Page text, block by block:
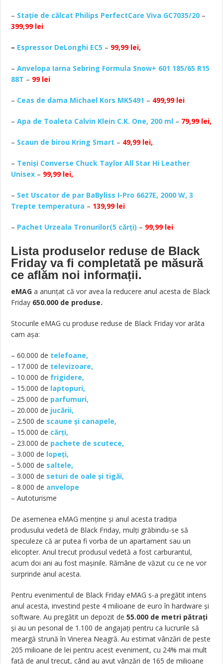
– Stație de călcat Philips PerfectCare Viva GC7035/20 –
399,99 lei
– Espressor DeLonghi EC5 – 99,99 lei,
–Anvelopa Iarna Sebring Formula Snow+ 601 185/65 R15
88T – 99 lei
– Ceas de dama Michael Kors MK5491 – 499,99 lei
–Apa de Toaleta Calvin Klein C.K. One, 200 ml – 79,99 lei,
– Scaun de birou Kring Smart – 49,99 lei,
– Teniși Converse Chuck Taylor All Star Hi Leather
Unisex – 99,99 lei,
– Set Uscator de par BaByliss I-Pro 6627E, 2000 W, 3
Trepte temperatura – 139,99 lei
– Pachet Urzeala Tronurilor(5 cărți) – 99,99 lei
Lista produselor reduse de Black
Friday va fi completată pe măsură
ce aflăm noi informații.
eMAG a anunțat că vor avea la reducere anul acesta de Black
Friday 650.000 de produse.
Stocurile eMAG cu produse reduse de Black Friday vor arăta
cam așa:
– 60.000 de telefoane,
– 17.000 de televizoare,
– 10.000 de frigidere,
– 15.000 de laptopuri,
– 25.000 de parfumuri,
– 20.000 de jucării,
– 2.500 de scaune și canapele,
– 15.000 de cărți,
– 23.000 de pachete de scutece,
– 3.000 de lopeți,
– 5.000 de saltele,
– 3.000 de seturi de oale și tigăi,
– 8.000 de anvelope
– Autoturisme
De asemenea eMAG menține și anul acesta tradiția
produsului vedetă de Black Friday, mulți grăbindu-se să
speculeze că ar putea fi vorba de un apartament sau un
elicopter. Anul trecut produsul vedetă a fost carburantul,
acum doi ani au fost mașinile. Rămâne de văzut cu ce ne vor
surprinde anul acesta.
Pentru evenimentul de Black Friday eMAG s-a pregătit intens
anul acesta, investind peste 4 milioane de euro în hardware și
software. Au pregătit un depozit de55.000 de metri pătrați
și au un pesonal de 1.100 de angajați pentru ca lucrurile să
meargă strună în Vinerea Neagră. Au estimat vânzări de peste
205 milioane de lei pentru acest eveniment, cu 24% mai mult
față de anul trecut, când au avut vânzări de 165 de milioane